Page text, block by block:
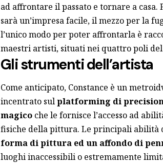
ad affrontare il passato e tornare a
sarà un’impresa facile, il mezzo per la
l’unico modo per poter affrontarla è
maestri artisti, situati nei quattro poli
Gli strumenti dell’artista
Come anticipato, Constance è un
incentrato sulplatforming di
magicoche le fornisce l’accesso ad
fisiche della pittura. Le principali abilità
forma di pittura ed un affondo di
luoghi inaccessibili o estremamente